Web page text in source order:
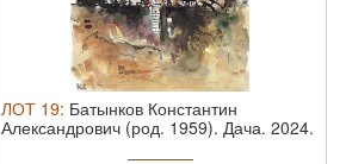
ЛОТ 19: Батынков Константин
Александрович (род. 1959). Дача. 2024.